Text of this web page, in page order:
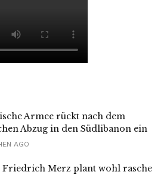
Armee rückt nach dem
Abzug in den Südlibanon ein
AGO
Friedrich Merz plant wohl rasche